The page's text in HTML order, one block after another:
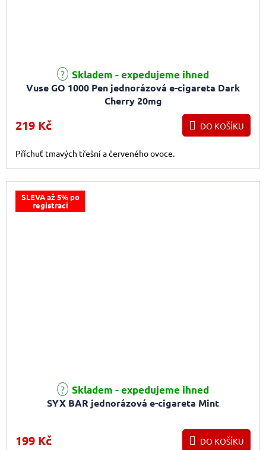
Vuse GO 1000 Pen jednorázová e-cigareta Dark
Cherry 20mg
Průměrné hodnocení produktu je 3,0 z 5 hvězdiček.
Skladem - expedujeme ihned
219 Kč DO KOŠÍKU
Příchuť tmavých třešní a červeného ovoce.
SLEVA až 5% po
registraci
SYX BAR jednorázová e-cigareta Mint
Skladem - expedujeme ihned
199 Kč DO KOŠÍKU